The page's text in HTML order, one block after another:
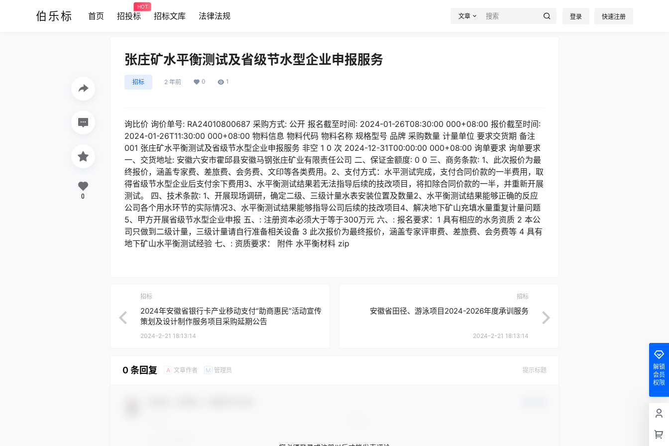
伯乐标 首页 招投标
HOT
招标文库 法律法规 文章 登录 快速注册
张庄矿水平衡测试及省级节水型企业申报服务
招标 2 年前 0 1
询比价 询价单号: RA24010800687 采购方式: 公开 报名截至时间: 2024-01-26T08:30:00 000+08:00 报价截至时间:
2024-01-26T11:30:00 000+08:00 物料信息 物料代码 物料名称 规格型号 品牌 采购数量 计量单位 要求交货期 备注
001 张庄矿水平衡测试及省级节水型企业申报服务 非空 1 0 次 2024-12-31T00:00:00 000+08:00 询单要求 询单要求
一、交货地址: 安徽六安市霍邱县安徽马钢张庄矿业有限责任公司 二、保证金额度: 0 0 三、商务条款: 1、此次报价为最
终报价，涵盖专家费、差旅费、会务费、文印等各类费用。2、支付方式：水平测试完成，支付合同价款的一半费用，取
得省级节水型企业后支付余下费用3、水平衡测试结果若无法指导后续的技改项目，将扣除合同价款的一半，并重新开展
测试。 四、技术条款: 1、开展现场调研，确定二级、三级计量水表安装位置及数量2、水平衡测试结果能够正确的反应
公司各个用水环节的实际情况3、水平衡测试结果能够指导公司后续的技改项目4、解决地下矿山充填水量重复计量问题
5、甲方开展省级节水型企业申报 五、: 注册资本必须大于等于300万元 六、: 报名要求：1 具有相应的水务资质 2 本公
司只做到二级计量，三级计量请自行准备相关设备 3 此次报价为最终报价，涵盖专家评审费、差旅费、会务费等 4 具有
地下矿山水平衡测试经验 七、: 资质要求： 附件 水平衡材料 zip
0
招标
2024年安徽省银行卡产业移动支付“助商惠民”活动宣传
策划及设计制作服务项目采购延期公告
2024-2-21 18:13:14
招标
安徽省田径、游泳项目2024-2026年度承训服务
2024-2-21 18:13:14
0 条回复 A 文章作者 M 管理员 提示标题
解锁
会员
权限